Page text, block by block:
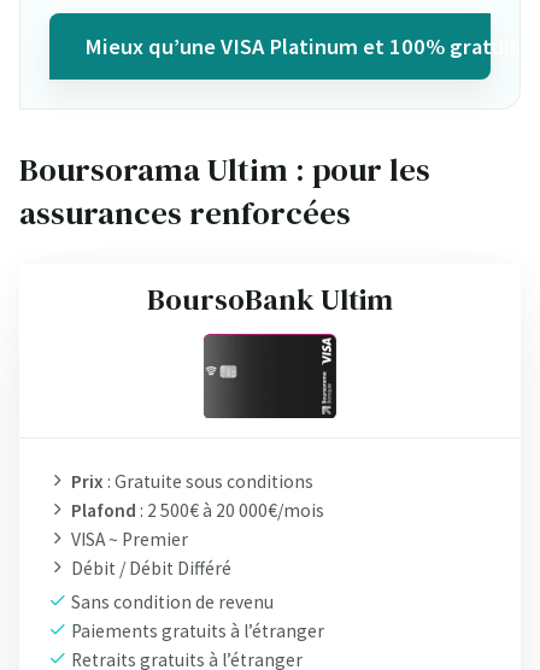
Mieux qu’une VISA Platinum et 100% gratuite
Boursorama Ultim : pour les
assurances renforcées
BoursoBank Ultim
Prix : Gratuite sous conditions
Plafond : 2 500€ à 20 000€/mois
VISA ~ Premier
Débit / Débit Différé
Sans condition de revenu
Paiements gratuits à l’étranger
Retraits gratuits à l’étranger